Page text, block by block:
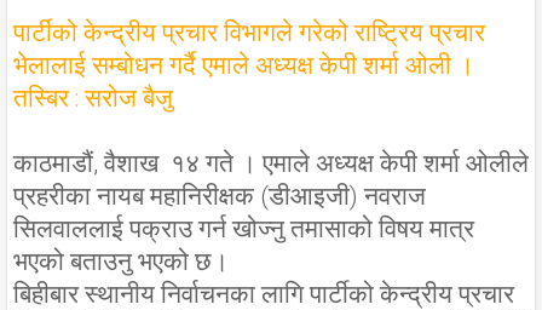
पार्टीको केन्द्रीय प्रचार विभागले गरेको राष्ट्रिय प्रचार
भेलालाई सम्बोधन गर्दै एमाले अध्यक्ष केपी शर्मा ओली ।
तस्बिर : सरोज बैजु
काठमाडौं, वैशाख १४ गते । एमाले अध्यक्ष केपी शर्मा ओलीले
प्रहरीका नायब महानिरीक्षक (डीआइजी) नवराज
सिलवाललाई पक्राउ गर्न खोज्नु तमासाको विषय मात्र
भएको बताउनु भएको छ।
बिहीबार स्थानीय निर्वाचनका लागि पार्टीको केन्द्रीय प्रचार